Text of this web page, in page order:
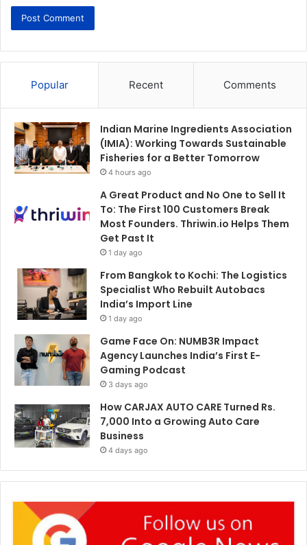
Popular Recent Comments
Indian Marine Ingredients Association
(IMIA): Working Towards Sustainable
Fisheries for a Better Tomorrow
4 hours ago
A Great Product and No One to Sell It
To: The First 100 Customers Break
Most Founders. Thriwin.io Helps Them
Get Past It
1 day ago
From Bangkok to Kochi: The Logistics
Specialist Who Rebuilt Autobacs
India’s Import Line
1 day ago
Game Face On: NUMB3R Impact
Agency Launches India’s First E-
Gaming Podcast
3 days ago
How CARJAX AUTO CARE Turned Rs.
7,000 Into a Growing Auto Care
Business
4 days ago